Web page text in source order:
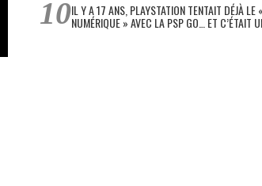
IL Y A 17 ANS, PLAYSTATION TENTAIT DÉJÀ LE
NUMÉRIQUE » AVEC LA PSP GO… ET C’ÉTAIT